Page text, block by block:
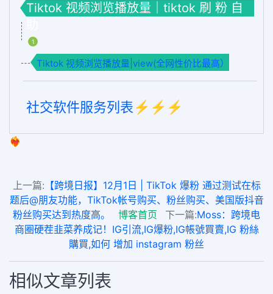
Tiktok 视频浏览播放量｜tiktok 刷 粉 自
1
Tiktok 视频浏览播放量|view(全网性价比最高）
社交软件服务列表⚡️⚡️⚡️
❤️‍🔥
上一篇: 【跨境日报】12月1日 | TikTok 爆粉 通过测试在标
题后@朋友功能，TikTok帐号购买、粉丝购买、美国版抖音
粉丝购买达到热度高。
博客首页 下一篇:Moss：跨境电
商圈硬茬韭菜养成记！IG引流,IG爆粉,IG帳號買賣,IG 粉絲
購買,如何 增加 instagram 粉丝
相似文章列表